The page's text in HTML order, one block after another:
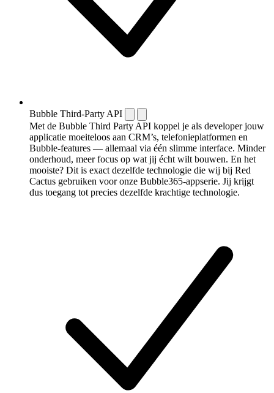
Bubble Third-Party API
Met de Bubble Third Party API koppel je als developer jouw
applicatie moeiteloos aan CRM’s, telefonieplatformen en
Bubble-features — allemaal via één slimme interface. Minder
onderhoud, meer focus op wat jij écht wilt bouwen. En het
mooiste? Dit is exact dezelfde technologie die wij bij Red
Cactus gebruiken voor onze Bubble365-appserie. Jij krijgt
dus toegang tot precies dezelfde krachtige technologie.